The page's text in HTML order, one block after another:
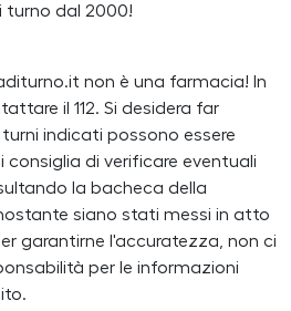
turno dal 2000!
non è una farmacia! In
il 112. Si desidera far
indicati possono essere
di verificare eventuali
la bacheca della
siano stati messi in atto
garantirne l'accuratezza, non ci
per le informazioni